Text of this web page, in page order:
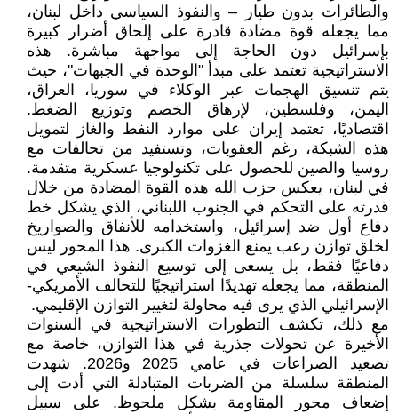
والطائرات بدون طيار – والنفوذ السياسي داخل لبنان،
مما يجعله قوة مضادة قادرة على إلحاق أضرار كبيرة
بإسرائيل دون الحاجة إلى مواجهة مباشرة. هذه
الاستراتيجية تعتمد على مبدأ "الوحدة في الجبهات"، حيث
يتم تنسيق الهجمات عبر الوكلاء في سوريا، العراق،
اليمن، وفلسطين، لإرهاق الخصم وتوزيع الضغط.
اقتصاديًا، تعتمد إيران على موارد النفط والغاز لتمويل
هذه الشبكة، رغم العقوبات، وتستفيد من تحالفات مع
روسيا والصين للحصول على تكنولوجيا عسكرية متقدمة.
في لبنان، يعكس حزب الله هذه القوة المضادة من خلال
قدرته على التحكم في الجنوب اللبناني، الذي يشكل خط
دفاع أول ضد إسرائيل، واستخدامه للأنفاق والصواريخ
لخلق توازن رعب يمنع الغزوات الكبرى. هذا المحور ليس
دفاعيًا فقط، بل يسعى إلى توسيع النفوذ الشيعي في
المنطقة، مما يجعله تهديدًا استراتيجيًا للتحالف الأمريكي-
الإسرائيلي الذي يرى فيه محاولة لتغيير التوازن الإقليمي.
مع ذلك، تكشف التطورات الاستراتيجية في السنوات
الأخيرة عن تحولات جذرية في هذا التوازن، خاصة مع
تصعيد الصراعات في عامي 2025 و2026. شهدت
المنطقة سلسلة من الضربات المتبادلة التي أدت إلى
إضعاف محور المقاومة بشكل ملحوظ. على سبيل